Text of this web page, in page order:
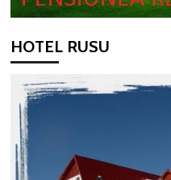
HOTEL RUSU